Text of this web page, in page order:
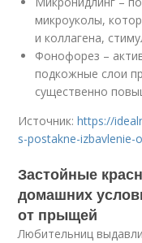
микроуколы,
и коллагена,
Фонофорез –
подкожные слои
существенно
Источник:https://
s-postakne-
Застойные
домашних
от прыщей
Любительниц